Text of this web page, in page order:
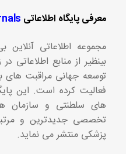
معرفی پایگاه اطلاعاتی
مجموعه اطلاعاتی
بینظیر از منابع
توسعه جهانی مراقبت های
فعالیت کرده است. این
های سلطنتی و سازمان
تخصصی جدیدترین و
پزشکی منتشر می نماید.